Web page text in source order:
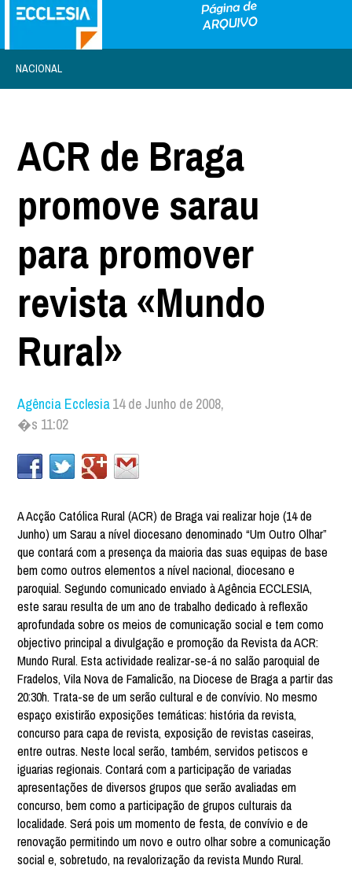
NACIONAL
ACR de Braga
promove sarau
para promover
revista «Mundo
Rural»
Agência Ecclesia14 de Junho de 2008,
�s 11:02
A Acção Católica Rural (ACR) de Braga vai realizar hoje (14 de
Junho) um Sarau a nível diocesano denominado “Um Outro Olhar”
que contará com a presença da maioria das suas equipas de base
bem como outros elementos a nível nacional, diocesano e
paroquial. Segundo comunicado enviado à Agência ECCLESIA,
este sarau resulta de um ano de trabalho dedicado à reflexão
aprofundada sobre os meios de comunicação social e tem como
objectivo principal a divulgação e promoção da Revista da ACR:
Mundo Rural. Esta actividade realizar-se-á no salão paroquial de
Fradelos, Vila Nova de Famalicão, na Diocese de Braga a partir das
20:30h. Trata-se de um serão cultural e de convívio. No mesmo
espaço existirão exposições temáticas: história da revista,
concurso para capa de revista, exposição de revistas caseiras,
entre outras. Neste local serão, também, servidos petiscos e
iguarias regionais. Contará com a participação de variadas
apresentações de diversos grupos que serão avaliadas em
concurso, bem como a participação de grupos culturais da
localidade. Será pois um momento de festa, de convívio e de
renovação permitindo um novo e outro olhar sobre a comunicação
social e, sobretudo, na revalorização da revista Mundo Rural.